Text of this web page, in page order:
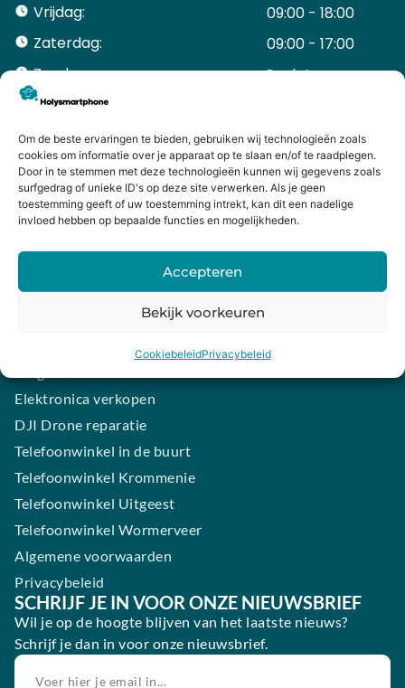
Om de beste ervaringen te bieden, gebruiken wij technologieën zoals
cookies om informatie over je apparaat op te slaan en/of te raadplegen.
Door in te stemmen met deze technologieën kunnen wij gegevens zoals
surfgedrag of unieke ID's op deze site verwerken. Als je geen
toestemming geeft of uw toestemming intrekt, kan dit een nadelige
invloed hebben op bepaalde functies en mogelijkheden.
Accepteren
Bekijk voorkeuren
CookiebeleidPrivacybeleid
Vrijdag:
09:00 - 18:00
Zaterdag:
09:00 - 17:00
Zondag:
Gesloten ​ ​ ​ ​ ​ ​ ​
ACCOUNT
Bestellingen
Mijn winkelwagen
HANDIGE LINKS
Levering en retourneren
iPhone laten maken
Samsung smartphone laten maken
Elektronica verkopen
DJI Drone reparatie
Telefoonwinkel in de buurt
Telefoonwinkel Krommenie
Telefoonwinkel Uitgeest
Telefoonwinkel Wormerveer
Algemene voorwaarden
Privacybeleid
SCHRIJF JE IN VOOR ONZE NIEUWSBRIEF
Wil je op de hoogte blijven van het laatste nieuws?
Schrijf je dan in voor onze nieuwsbrief.